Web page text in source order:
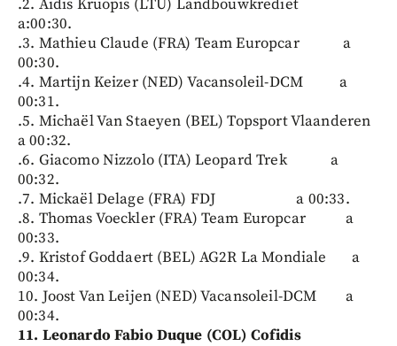
.2. Aidis Kruopis (LTU) Landbouwkrediet
a:00:30.
.3. Mathieu Claude (FRA) Team Europcar a
00:30.
.4. Martijn Keizer (NED) Vacansoleil-DCM a
00:31.
.5. Michaël Van Staeyen (BEL) Topsport Vlaanderen
a 00:32.
.6. Giacomo Nizzolo (ITA) Leopard Trek a
00:32.
.7. Mickaël Delage (FRA) FDJ a 00:33.
.8. Thomas Voeckler (FRA) Team Europcar a
00:33.
.9. Kristof Goddaert (BEL) AG2R La Mondiale a
00:34.
10. Joost Van Leijen (NED) Vacansoleil-DCM a
00:34.
11. Leonardo Fabio Duque (COL) Cofidis